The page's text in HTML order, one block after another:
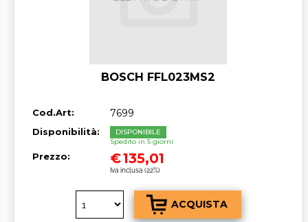
BOSCH FFL023MS2
Cod.Art: 7699
Disponibilità:
DISPONIBILE
Spedito in 5 giorni
Prezzo: €135,01
Iva inclusa (22%)